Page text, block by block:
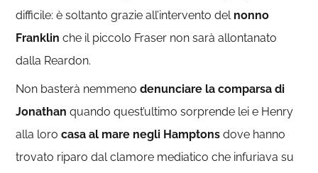
difficile: è soltanto grazie all’intervento del nonno
Franklin che il piccolo Fraser non sarà allontanato
dalla Reardon.
Non basterà nemmenodenunciare la comparsa di
Jonathan quando quest’ultimo sorprende lei e Henry
alla lorocasa al mare negli Hamptons dove hanno
trovato riparo dal clamore mediatico che infuriava su